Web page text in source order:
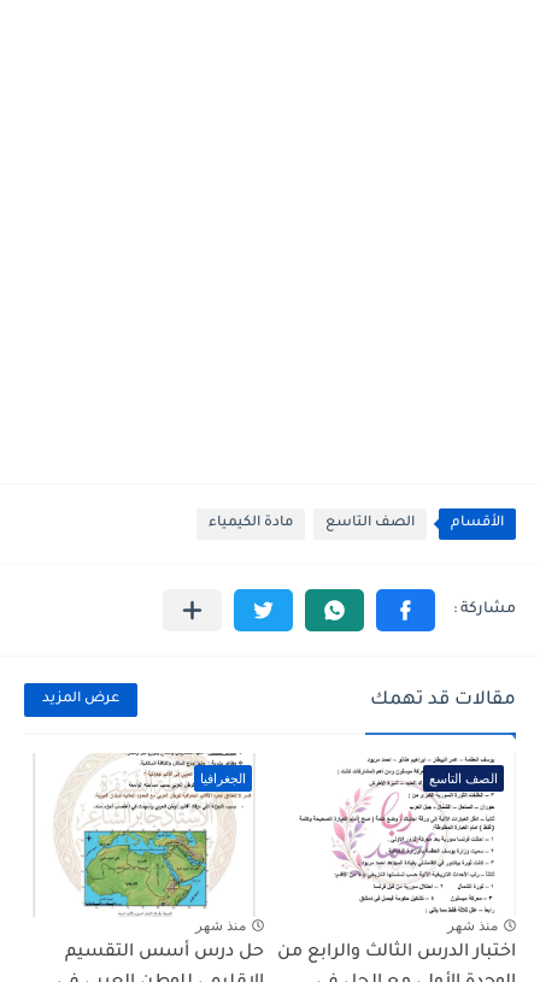
الأقسام الصف التاسع مادة الكيمياء
مقالات قد تهمك عرض المزيد
الصف التاسع
منذ شهر
اختبار الدرس الثالث والرابع من
الجغرافيا
منذ شهر
حل درس أسس التقسيم